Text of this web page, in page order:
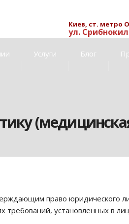
Киев, ст. метро
ул.
Услуги Блог
право юридического
установленных в